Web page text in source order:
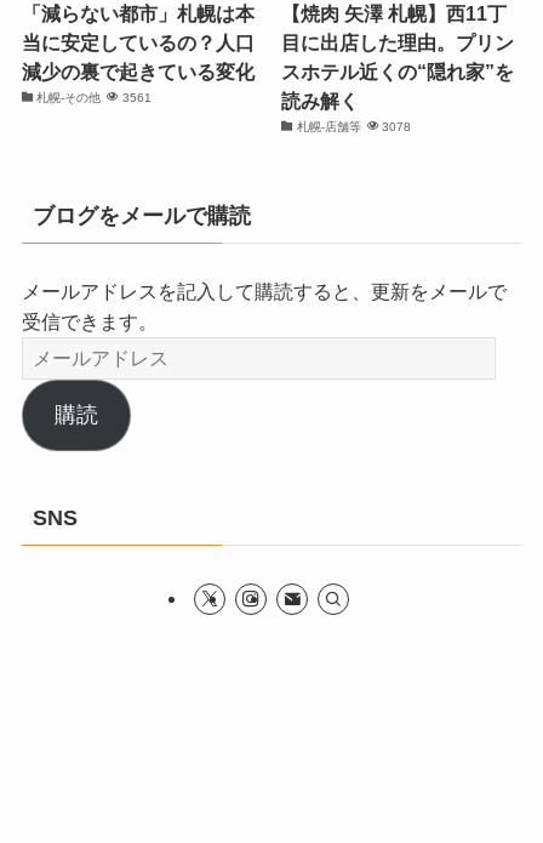
「減らない都市」札幌は本
当に安定しているの？人口
減少の裏で起きている変化
札幌-その他 3561
【焼肉 矢澤 札幌】西11丁
目に出店した理由。プリン
スホテル近くの“隠れ家”を
読み解く
札幌-店舗等 3078
ブログをメールで購読
メールアドレスを記入して購読すると、更新をメールで
受信できます。
メ
ー
ル
ア
ス
購読
SNS